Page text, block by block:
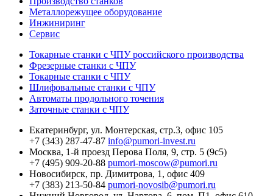
Металлорежущее оборудование
Инжиниринг
Сервис
Токарные станки с ЧПУ российского производства
Фрезерные станки с ЧПУ
Токарные станки с ЧПУ
Шлифовальные станки с ЧПУ
Автоматы продольного точения
Заточные станки с ЧПУ
Екатеринбург, ул. Монтерская, стр.3, офис 105
+7 (343) 287-47-87 info@pumori-invest.ru
Москва, 1-й проезд Перова Поля, 9, стр. 5 (9с5)
+7 (495) 909-20-88 pumori-moscow@pumori.ru
Новосибирск, пр. Димитрова, 1, офис 409
+7 (383) 213-50-84 pumori-novosib@pumori.ru